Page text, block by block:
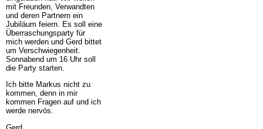
mit Freunden, Verwandten
und deren Partnern ein
Jubiläum feiern. Es soll eine
Überraschungsparty für
mich werden und Gerd bittet
um Verschwiegenheit.
Sonnabend um 16 Uhr soll
die Party starten.
Ich bitte Markus nicht zu
kommen, denn in mir
kommen Fragen auf und ich
werde nervös.